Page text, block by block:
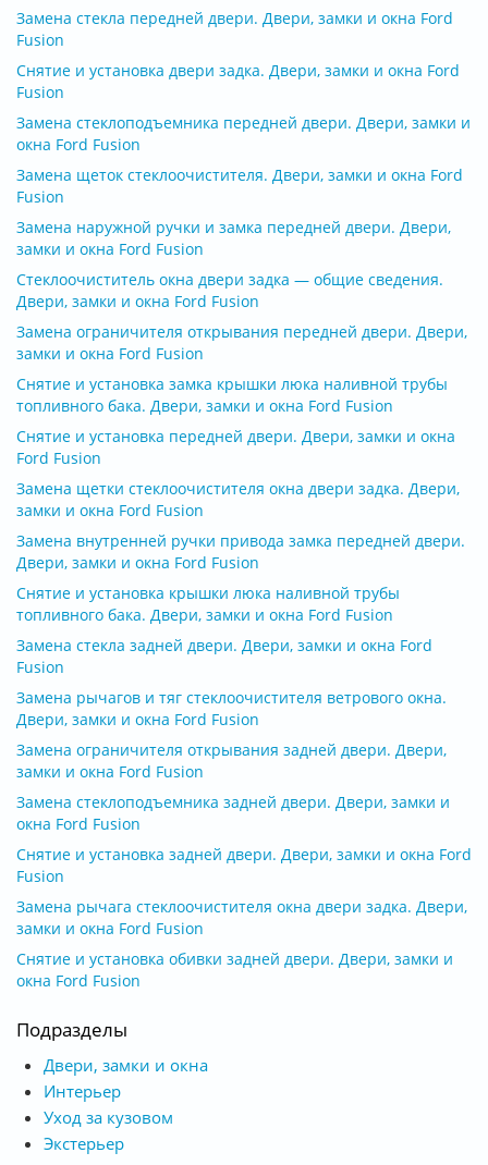
Замена стекла передней двери. Двери, замки и окна Ford
Fusion
Снятие и установка двери задка. Двери, замки и окна Ford
Fusion
Замена стеклоподъемника передней двери. Двери, замки и
окна Ford Fusion
Замена щеток стеклоочистителя. Двери, замки и окна Ford
Fusion
Замена наружной ручки и замка передней двери. Двери,
замки и окна Ford Fusion
Стеклоочиститель окна двери задка — общие сведения.
Двери, замки и окна Ford Fusion
Замена ограничителя открывания передней двери. Двери,
замки и окна Ford Fusion
Снятие и установка замка крышки люка наливной трубы
топливного бака. Двери, замки и окна Ford Fusion
Снятие и установка передней двери. Двери, замки и окна
Ford Fusion
Замена щетки стеклоочистителя окна двери задка. Двери,
замки и окна Ford Fusion
Замена внутренней ручки привода замка передней двери.
Двери, замки и окна Ford Fusion
Снятие и установка крышки люка наливной трубы
топливного бака. Двери, замки и окна Ford Fusion
Замена стекла задней двери. Двери, замки и окна Ford
Fusion
Замена рычагов и тяг стеклоочистителя ветрового окна.
Двери, замки и окна Ford Fusion
Замена ограничителя открывания задней двери. Двери,
замки и окна Ford Fusion
Замена стеклоподъемника задней двери. Двери, замки и
окна Ford Fusion
Снятие и установка задней двери. Двери, замки и окна Ford
Fusion
Замена рычага стеклоочистителя окна двери задка. Двери,
замки и окна Ford Fusion
Снятие и установка обивки задней двери. Двери, замки и
окна Ford Fusion
Подразделы
Двери, замки и окна
Интерьер
Уход за кузовом
Экстерьер